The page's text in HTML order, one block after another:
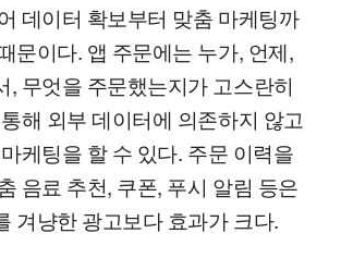
데이터 확보부터 맞춤 마케팅까
문이다. 앱 주문에는 누가, 언제,
, 무엇을 주문했는지가 고스란히
해 외부 데이터에 의존하지 않고
케팅을 할 수 있다. 주문 이력을
음료 추천, 쿠폰, 푸시 알림 등은
겨냥한 광고보다 효과가 크다.